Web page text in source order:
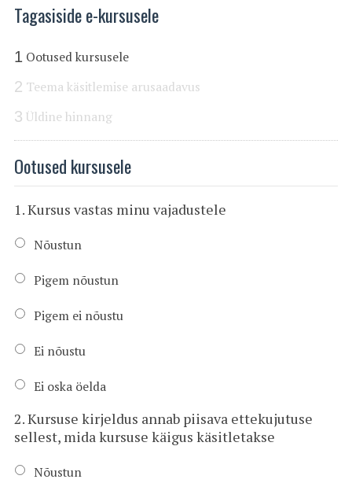
Tagasiside e-kursusele
1 Ootused kursusele
2 Teema käsitlemise arusaadavus
3 Üldine hinnang
Ootused kursusele
1. Kursus vastas minu vajadustele
Nõustun
Pigem nõustun
Pigem ei nõustu
Ei nõustu
Ei oska öelda
2. Kursuse kirjeldus annab piisava ettekujutuse
sellest, mida kursuse käigus käsitletakse
Nõustun